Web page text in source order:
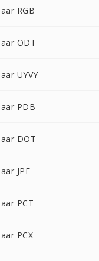
RGB
ODT
UYVY
PDB
DOT
JPE
PCT
PCX